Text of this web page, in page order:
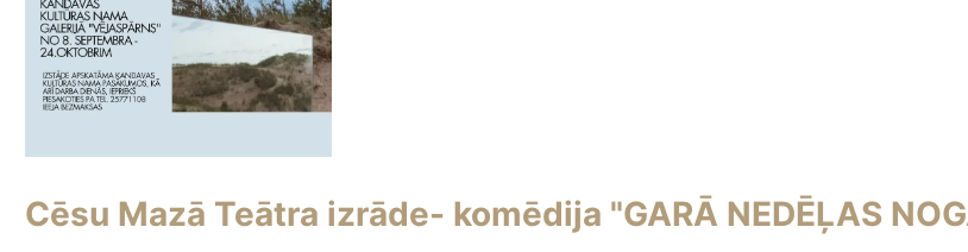
Cēsu Mazā Teātra izrāde- komēdija "GARĀ NEDĒĻAS